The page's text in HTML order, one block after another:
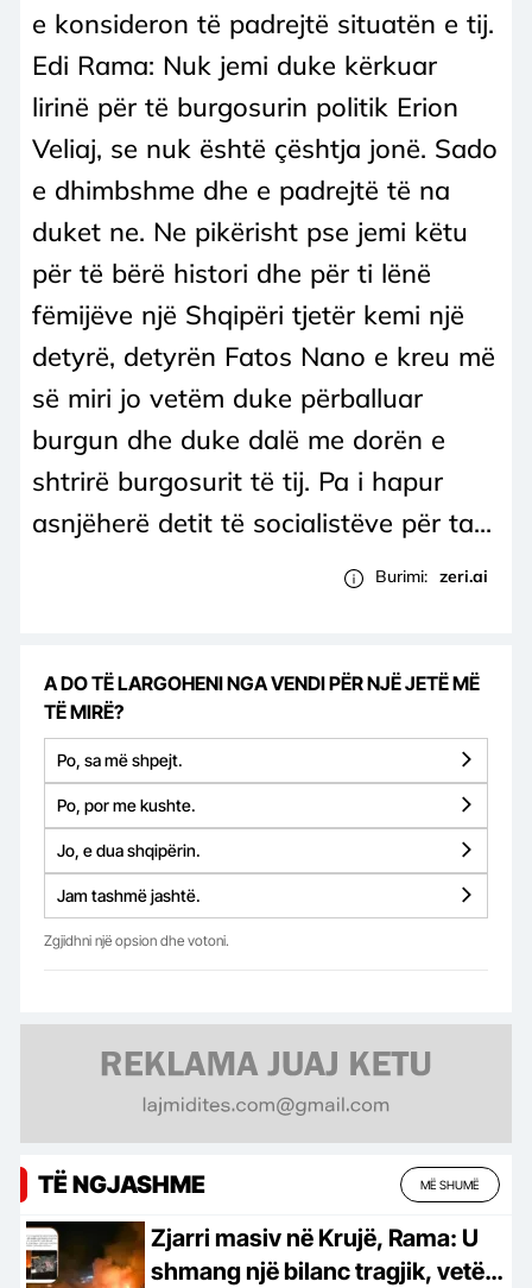
e konsideron të padrejtë situatën e tij.
Edi Rama: Nuk jemi duke kërkuar
lirinë për të burgosurin politik Erion
Veliaj, se nuk është çështja jonë. Sado
e dhimbshme dhe e padrejtë të na
duket ne. Ne pikërisht pse jemi këtu
për të bërë histori dhe për ti lënë
fëmijëve një Shqipëri tjetër kemi një
detyrë, detyrën Fatos Nano e kreu më
së miri jo vetëm duke përballuar
burgun dhe duke dalë me dorën e
shtrirë burgosurit të tij. Pa i hapur
asnjëherë detit të socialistëve për ta...
Burimi: zeri.ai
A DO TË LARGOHENI NGA VENDI PËR NJË JETË MË
TË MIRË?
Po, sa më shpejt.
Po, por me kushte.
Jo, e dua shqipërin.
Jam tashmë jashtë.
Zgjidhni një opsion dhe votoni.
TË NGJASHME MË SHUMË
Zjarri masiv në Krujë, Rama: U
shmang një bilanc tragjik, vetëm